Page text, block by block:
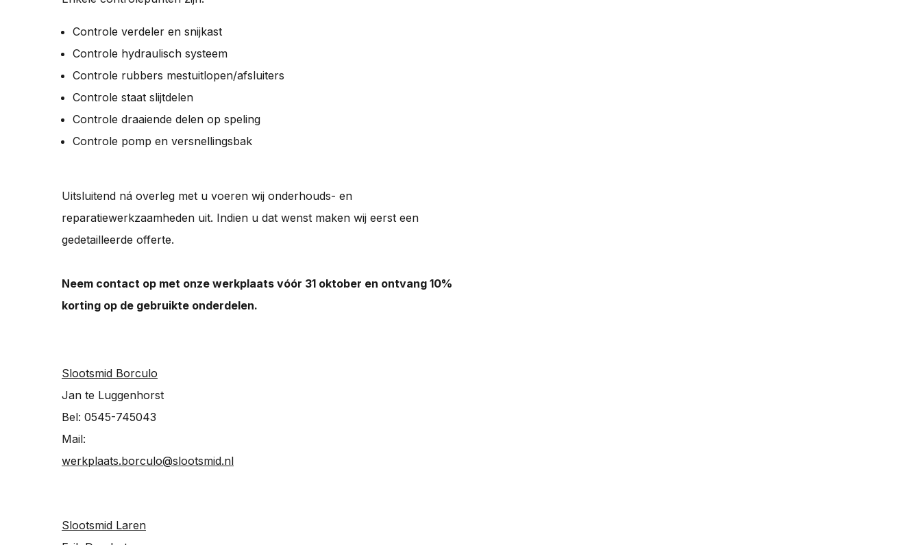
Controle verdeler en snijkast
Controle hydraulisch systeem
Controle rubbers mestuitlopen/afsluiters
Controle staat slijtdelen
Controle draaiende delen op speling
Controle pomp en versnellingsbak
Uitsluitend ná overleg met u voeren wij onderhouds- en
reparatiewerkzaamheden uit. Indien u dat wenst maken wij eerst een
gedetailleerde offerte.
Neem contact op met onze werkplaats vóór 31 oktober en ontvang 10%
korting op de gebruikte onderdelen.
Slootsmid Borculo
Jan te Luggenhorst
Bel: 0545-745043
Mail:
werkplaats.borculo@slootsmid.nl
Slootsmid Laren